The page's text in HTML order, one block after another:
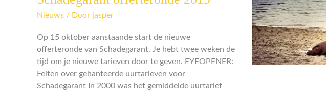
Nieuws / Door jasper
Op 15 oktober aanstaande start de nieuwe
offerteronde van Schadegarant. Je hebt twee weken de
tijd om je nieuwe tarieven door te geven. EYEOPENER:
Feiten over gehanteerde uurtarieven voor
Schadegarant In 2000 was het gemiddelde uurtarief
offerteronde